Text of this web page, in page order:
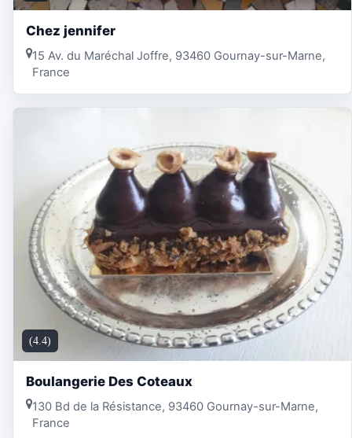
Chez jennifer
15 Av. du Maréchal Joffre, 93460 Gournay-sur-Marne,
France
(4.4)
Boulangerie Des Coteaux
130 Bd de la Résistance, 93460 Gournay-sur-Marne,
France